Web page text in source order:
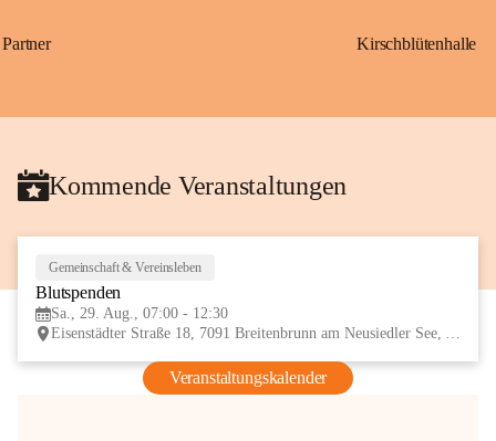
Partner Kirschblütenhalle
Kommende Veranstaltungen
Gemeinschaft & Vereinsleben
Blutspenden
Sa., 29. Aug., 07:00 - 12:30
Eisenstädter Straße 18, 7091 Breitenbrunn am Neusiedler See, AUT
Veranstaltungskalender